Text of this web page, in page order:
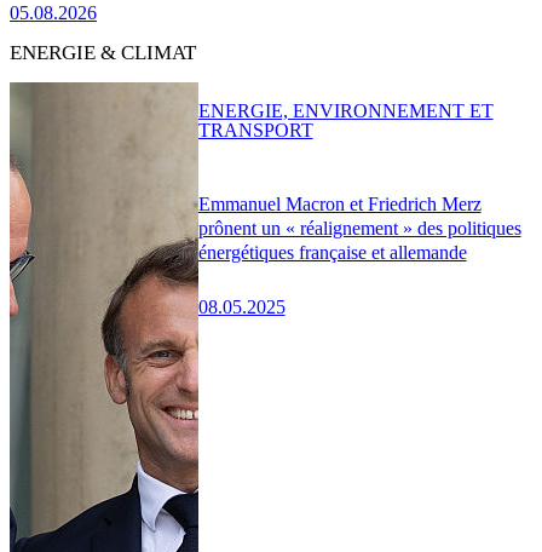
05.08.2026
ENERGIE & CLIMAT
Emmanuel Macron et Friedrich Merz
prônent un « réalignement » des politiques
énergétiques française et allemande
08.05.2025
ENERGIE, ENVIRONNEMENT ET
TRANSPORT